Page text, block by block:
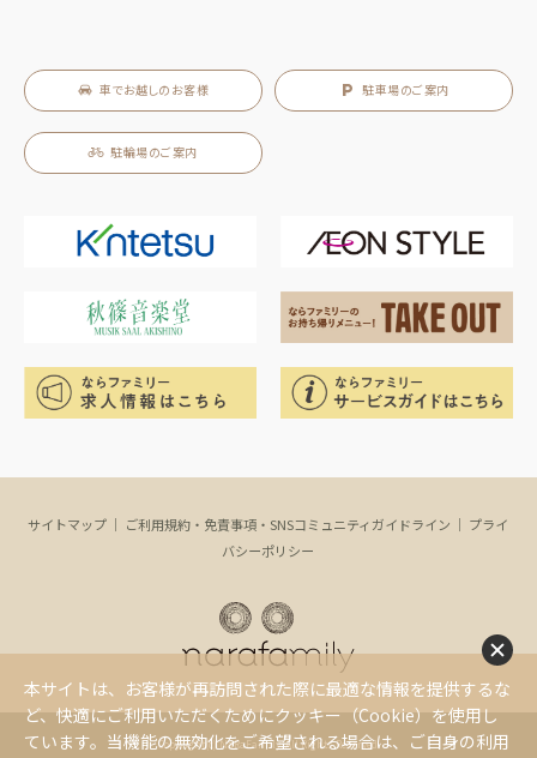
車でお越しのお客様 駐車場のご案内
駐輪場のご案内
サイトマップ ｜ ご利用規約・免責事項・SNSコミュニティガイドライン ｜ プライ
バシーポリシー
Copyright(c) NaRaFamily. All Rights Reserved.
本サイトは、お客様が再訪問された際に最適な情報を提供するな
ど、快適にご利用いただくためにクッキー（Cookie）を使用し
ています。当機能の無効化をご希望される場合は、ご自身の利用